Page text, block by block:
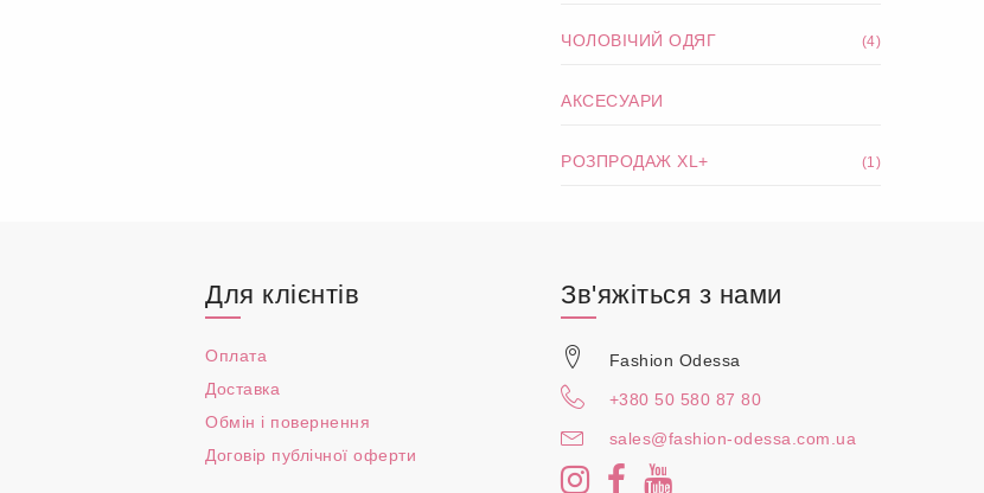
ЧОЛОВІЧИЙ ОДЯГ (4)
АКСЕСУАРИ
РОЗПРОДАЖ XL+ (1)
Для клієнтів
Оплата
Доставка
Обмін і повернення
Договір публічної оферти
Зв'яжіться з нами
Fashion Odessa
+380 50 580 87 80
sales@fashion-odessa.com.ua